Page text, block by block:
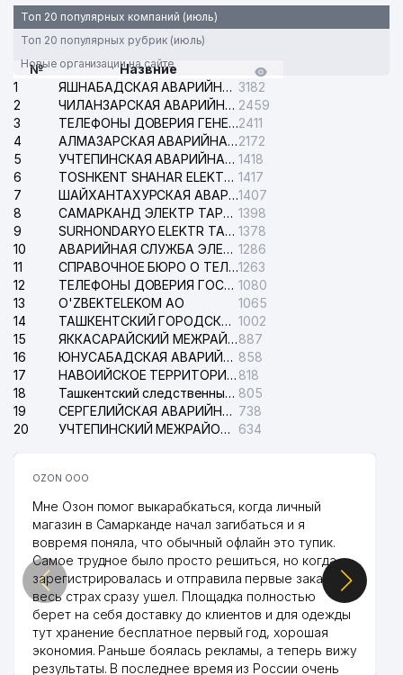
Топ 20 популярных компаний (июль)
Топ 20 популярных рубрик (июль)
Новые организации на сайте
№
Назвние
1
ЯШНАБАДСКАЯ АВАРИЙНАЯ СЛУЖБА ЭЛЕКТРОСЕТИ 3182
2
ЧИЛАНЗАРСКАЯ АВАРИЙНАЯ СЛУЖБА ЭЛЕКТРОСЕТИ 2459
3
ТЕЛЕФОНЫ ДОВЕРИЯ ГЕНЕРАЛЬНОЙ ПРОКУРАТУРЫ РЕСПУБЛИКИ УЗБЕКИСТАН2411
4
АЛМАЗАРСКАЯ АВАРИЙНАЯ СЛУЖБА ЭЛЕКТРОСЕТИ2172
5
УЧТЕПИНСКАЯ АВАРИЙНАЯ СЛУЖБА ЭЛЕКТРОСЕТИ 1418
6
TOSHKENT SHAHAR ELEKTR TARMOQLARI KORXONASI АО 1417
7
ШАЙХАНТАХУРСКАЯ АВАРИЙНАЯ СЛУЖБА ЭЛЕКТРОСЕТИ1407
8
САМАРКАНД ЭЛЕКТР ТАРМОКЛАРИ АО 1398
9
SURHONDARYO ELEKTR TARMOKLARI АО 1378
10
АВАРИЙНАЯ СЛУЖБА ЭЛЕКТРОСЕТИ ТАШКЕНТСКОГО РАЙОНА 1286
11
СПРАВОЧНОЕ БЮРО О ТЕЛЕФОНАХ ОРГАНИЗАЦИЙ г. ТАШКЕНТА1263
12
ТЕЛЕФОНЫ ДОВЕРИЯ ГОСУДАРСТВЕННОГО ЦЕНТРА ТЕСТИРОВАНИЯ 1080
13
O'ZBEKTELEKOM АО
1065
14
ТАШКЕНТСКИЙ ГОРОДСКОЙ СУД ПО ГРАЖДАНСКИМ ДЕЛАМ 1002
15
ЯККАСАРАЙСКИЙ МЕЖРАЙОННЫЙ СУД ПО ГРАЖДАНСКИМ ДЕЛАМ887
16
ЮНУСАБАДСКАЯ АВАРИЙНАЯ СЛУЖБА ЭЛЕКТРОСЕТИ 858
17
НАВОИЙСКОЕ ТЕРРИТОРИАЛЬНОЕ ПРЕДПРИЯТИЕ ЭЛЕКТРОСЕТИ АО 818
18
Ташкентский следственный изолятор 805
19
СЕРГЕЛИЙСКАЯ АВАРИЙНАЯ СЛУЖБА ЭЛЕКТРОСЕТИ 738
20
УЧТЕПИНСКИЙ МЕЖРАЙОННЫЙ СУД ПО ГРАЖДАНСКИМ ДЕЛАМ 634
OZON ООО
Мне Озон помог выкарабкаться, когда личный
магазин в Самарканде начал загибаться и я
вовремя поняла, что обычный офлайн это тупик.
Самое трудное было просто решиться, но когда
зарегистрировалась и отправила первые заказы,
весь страх сразу ушел. Площадка полностью
берет на себя доставку до клиентов и для одежды
тут хранение бесплатное первый год, хорошая
экономия. Раньше боялась рекламы, а теперь вижу
результаты. В последнее время из России очень